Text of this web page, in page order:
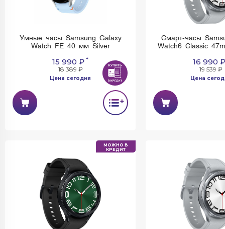
Умные часы Samsung Galaxy
Watch FE 40 мм Silver
15 990 ₽ *
18 389 ₽
Цена сегодня
Смарт-часы
Watch6 Classic
16 990 ₽
19 539 ₽
Цена
МОЖНО В
КРЕДИТ